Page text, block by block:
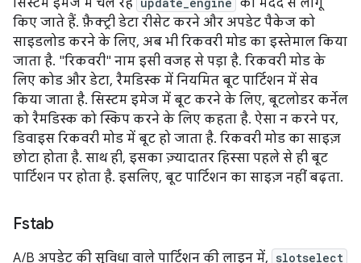
किए जाते हैं. फ़ैक्ट्री डेटा रीसेट करने और अपडेट पैकेज को
साइडलोड करने के लिए, अब भी रिकवरी मोड का इस्तेमाल किया
जाता है. "रिकवरी" नाम इसी वजह से पड़ा है. रिकवरी मोड के
लिए कोड और डेटा, रैमडिस्क में नियमित बूट पार्टिशन में सेव
किया जाता है. सिस्टम इमेज में बूट करने के लिए, बूटलोडर कर्नेल
को रैमडिस्क को स्किप करने के लिए कहता है. ऐसा न करने पर,
डिवाइस रिकवरी मोड में बूट हो जाता है. रिकवरी मोड का साइज़
छोटा होता है. साथ ही, इसका ज़्यादातर हिस्सा पहले से ही बूट
पार्टिशन पर होता है. इसलिए, बूट पार्टिशन का साइज़ नहीं बढ़ता.
Fstab
A/B अपडेट की सुविधा वाले पार्टिशन की लाइन में, slotselect